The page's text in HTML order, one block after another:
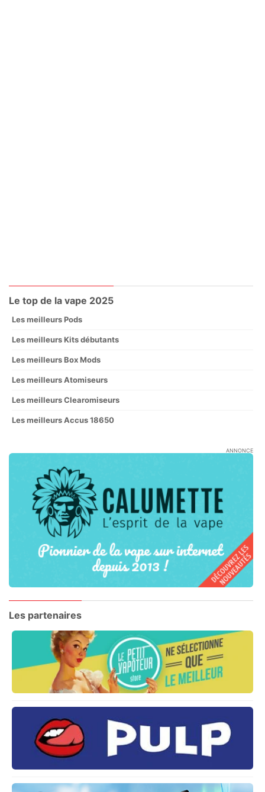
Le top de la vape 2025
Les meilleurs Pods
Les meilleurs Kits débutants
Les meilleurs Box Mods
Les meilleurs Atomiseurs
Les meilleurs Clearomiseurs
Les meilleurs Accus 18650
ANNONCE
Les partenaires